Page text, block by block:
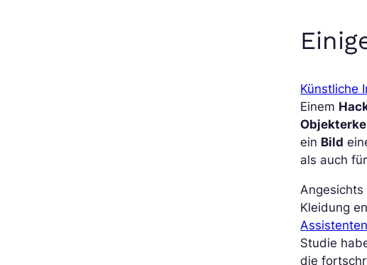
Künstliche
Einem
ein Bild
als auch
Angesichts
Kleidung
Studie
die